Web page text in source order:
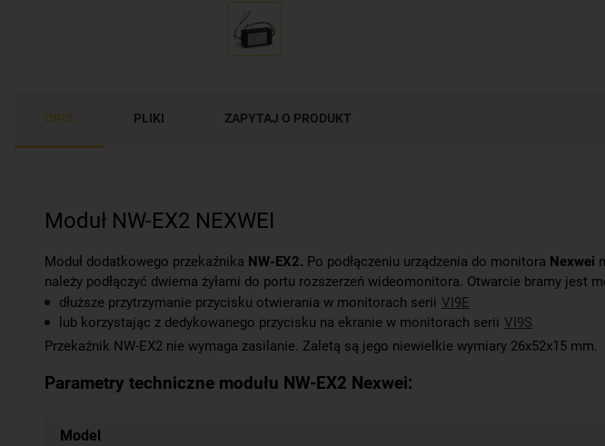
OPIS PLIKI ZAPYTAJ O PRODUKT
Moduł NW-EX2 NEXWEI
Moduł dodatkowego przekaźnika NW-EX2. Po podłączeniu urządzenia do monitora Nexwei
należy podłączyć dwiema żyłami do portu rozszerzeń wideomonitora. Otwarcie bramy jest
dłuższe przytrzymanie przycisku otwierania w monitorach serii VI9E
lub korzystając z dedykowanego przycisku na ekranie w monitorach serii VI9S
Przekaźnik NW-EX2 nie wymaga zasilanie. Zaletą są jego niewielkie wymiary 26x52x15 mm.
Parametry techniczne modułu NW-EX2 Nexwei:
Model